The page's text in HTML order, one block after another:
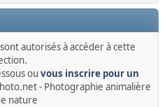
autorisés à accéder à cette
ou vous inscrire pour un
- Photographie animalière
nature